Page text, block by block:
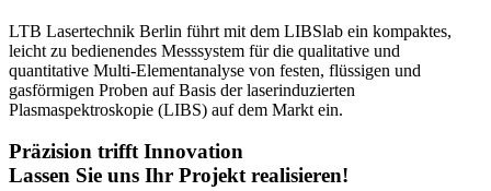
LTB Lasertechnik Berlin führt mit dem LIBSlab ein kompaktes,
leicht zu bedienendes Messsystem für die qualitative und
quantitative Multi-Elementanalyse von festen, flüssigen und
gasförmigen Proben auf Basis der laserinduzierten
Plasmaspektroskopie (LIBS) auf dem Markt ein.
Präzision trifft Innovation
Lassen Sie uns Ihr Projekt realisieren!